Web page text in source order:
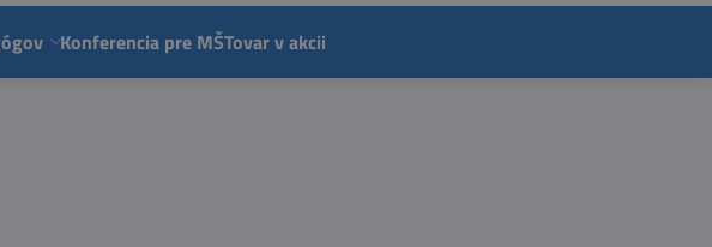
Konferencia pre MŠTovar v akcii